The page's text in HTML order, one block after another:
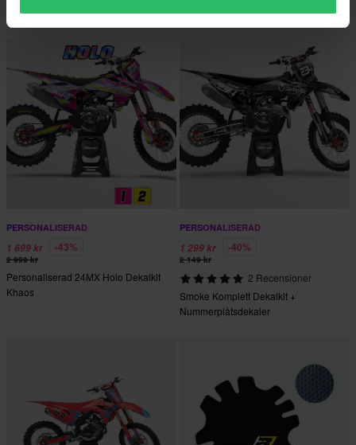
PERSONALISERAD
1 699 kr -43%
2 999 kr
Personaliserad 24MX Holo Dekalkit
Khaos
PERSONALISERAD
1 299 kr -40%
2 149 kr
2 Recensioner
Smoke Komplett Dekalkit +
Nummerplåtsdekaler